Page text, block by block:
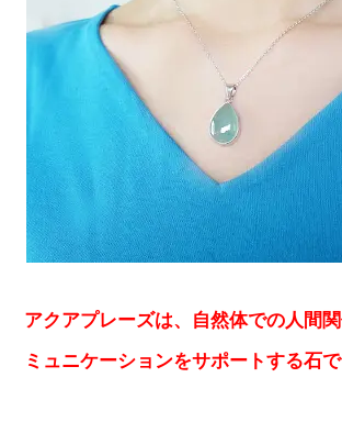
アクアプレーズは、自然体での人間
ミュニケーションをサポートする石で